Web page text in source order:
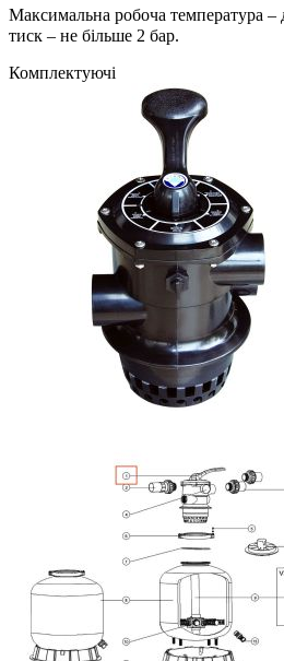
Максимальна робоча температура
тиск – не більше 2 бар.
Комплектуючі